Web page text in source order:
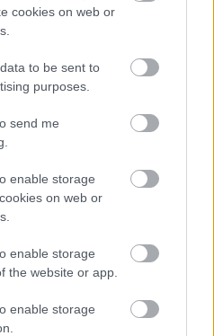
cookies on web or
to be sent to
purposes.
send me
enable storage
on web or
enable storage
the website or app.
enable storage